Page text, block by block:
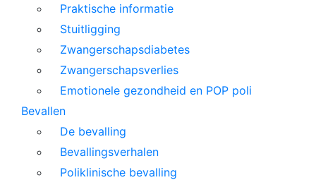
Praktische informatie
Stuitligging
Zwangerschapsdiabetes
Zwangerschapsverlies
Emotionele gezondheid en POP poli
Bevallen
De bevalling
Bevallingsverhalen
Poliklinische bevalling